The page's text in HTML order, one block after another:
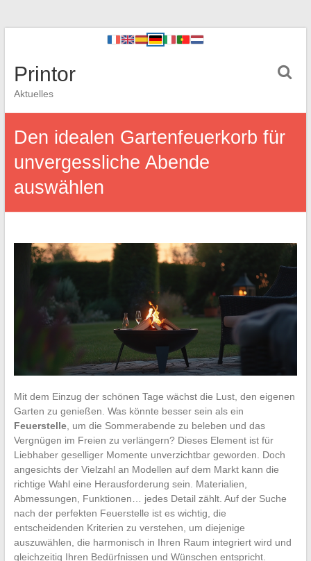
Printor
Aktuelles
Den idealen Gartenfeuerkorb für
unvergessliche Abende
auswählen
Mit dem Einzug der schönen Tage wächst die Lust, den eigenen
Garten zu genießen. Was könnte besser sein als ein
Feuerstelle, um die Sommerabende zu beleben und das
Vergnügen im Freien zu verlängern? Dieses Element ist für
Liebhaber geselliger Momente unverzichtbar geworden. Doch
angesichts der Vielzahl an Modellen auf dem Markt kann die
richtige Wahl eine Herausforderung sein. Materialien,
Abmessungen, Funktionen… jedes Detail zählt. Auf der Suche
nach der perfekten Feuerstelle ist es wichtig, die
entscheidenden Kriterien zu verstehen, um diejenige
auszuwählen, die harmonisch in Ihren Raum integriert wird und
gleichzeitig Ihren Bedürfnissen und Wünschen entspricht.